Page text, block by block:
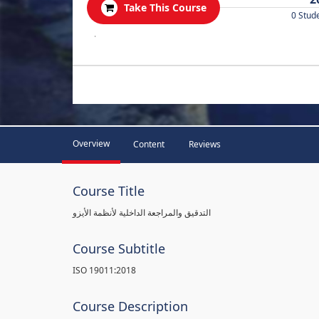
Take This Course
0
.
Overview Content Reviews
Course Title
التدقيق والمراجعة الداخلية لأنظمة الأيزو
Course Subtitle
ISO 19011:2018
Course Description